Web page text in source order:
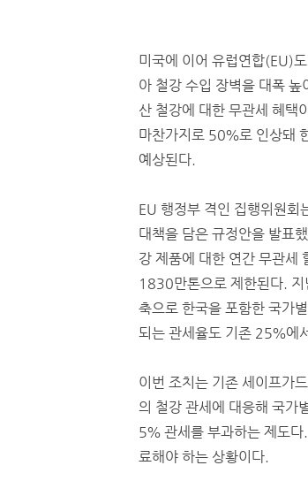
미국에 이어 유럽연합(EU)
아 철강 수입 장벽을 대폭 높
산 철강에 대한 무관세 혜택
마찬가지로 50％로 인상돼
예상된다.
EU 행정부 격인 집행위원회
대책을 담은 규정안을 발표
강 제품에 대한 연간 무관세
1830만톤으로 제한된다.
축으로 한국을 포함한 국가
되는 관세율도 기존 25％에
이번 조치는 기존 세이프가
의 철강 관세에 대응해 국가
5％ 관세를 부과하는 제도
료해야 하는 상황이다.